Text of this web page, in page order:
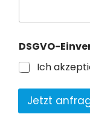
DSGVO-
Ich
Jetzt